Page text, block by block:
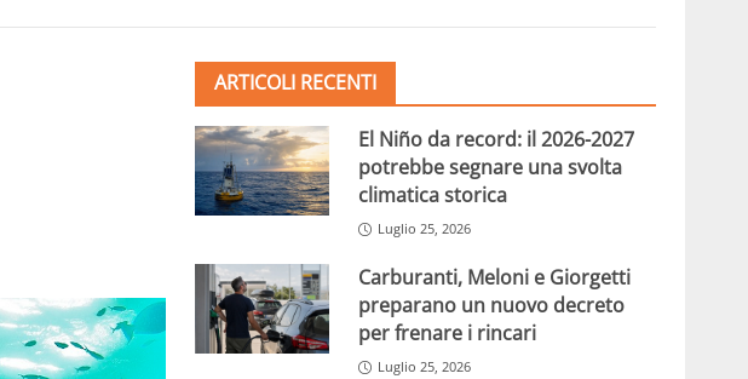
ARTICOLI RECENTI
El Niño da record: il 2026-2027
potrebbe segnare una svolta
climatica storica
Luglio 25, 2026
Carburanti, Meloni e Giorgetti
preparano un nuovo decreto
per frenare i rincari
Luglio 25, 2026